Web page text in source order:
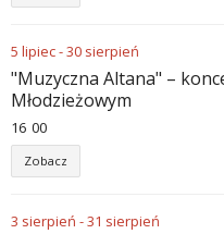
5 lipiec-30 sierpień
"Muzyczna Altana" –
Młodzieżowym
16 00
Zobacz
3 sierpień -31 sierpień